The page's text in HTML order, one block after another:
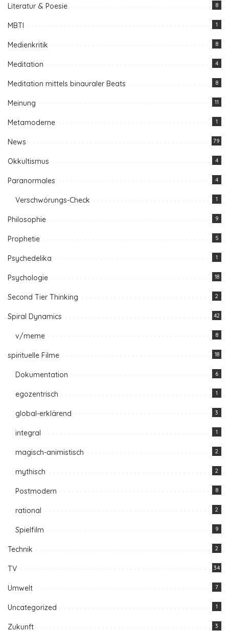
Literatur & Poesie 8
MBTI 1
Medienkritik 8
Meditation 4
Meditation mittels binauraler Beats 8
Meinung 11
Metamoderne 1
News 79
Okkultismus 4
Paranormales 4
Verschwörungs-Check 1
Philosophie 9
Prophetie 5
Psychedelika 1
Psychologie 18
Second Tier Thinking 2
Spiral Dynamics 42
v/meme 8
spirituelle Filme 18
Dokumentation 6
egozentrisch 1
global-erklärend 3
integral 1
magisch-animistisch 2
mythisch 2
Postmodern 8
rational 2
Spielfilm 9
Technik 2
TV 34
Umwelt 7
Uncategorized 1
Zukunft 3